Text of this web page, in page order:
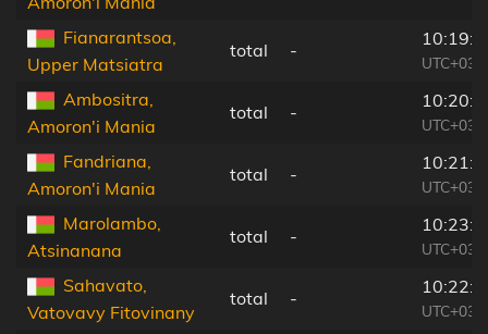
Fianarantsoa,
Upper Matsiatra
total -
Ambositra,
Amoron'i Mania
total -
Fandriana,
Amoron'i Mania
total -
Marolambo,
Atsinanana
total -
Sahavato,
Vatovavy Fitovinany
total -